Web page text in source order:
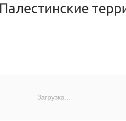
Загрузка...